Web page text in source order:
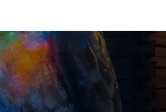
jest sytuacja, gdy przekazanie
i funkcjonalności serwisu w
Twoich danych jest:
Giżycko. Możesz z nami
chwili możesz: zażądać dostępu